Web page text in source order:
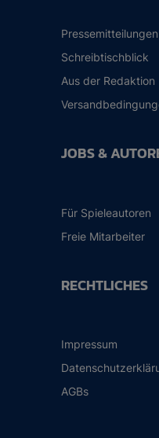
Pressemitteilungen
Schreibtischblick
Aus der Redaktion
JOBS &
Für Spieleautoren
Freie Mitarbeiter
RECHTLICHES
Impressum
AGBs